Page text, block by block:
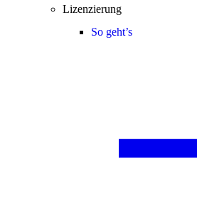
Lizenzierung
So geht’s